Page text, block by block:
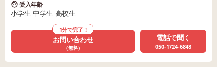
受入年齢
小学生 中学生 高校生
1分で完了！
お問い合わせ
（無料）
電話で聞く
050-1724-6848